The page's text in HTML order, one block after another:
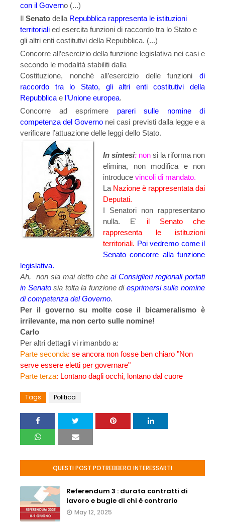
con il Governo (...)
Il Senato della Repubblica rappresen­ta le istituzioni
territoriali ed esercita funzioni di raccordo tra lo Stato e
gli altri enti costitutivi della Repubbli­ca. (...)
Concorre all’esercizio della fun­zione legislativa nei casi e
secondo le modalità stabiliti dalla
Costituzione, nonché all’esercizio delle funzioni di
raccordo tra lo Stato, gli altri enti co­stitutivi della
Repubblica e l’Unione europea.
Concorre ad esprimere pareri sul­le nomine di
competenza del Governo nei casi previsti dalla legge e a
verificare l’attuazione delle leggi dello Stato.
In sintesi: non si la riforma non
elimina, non modifica e non
introduce vincoli di mandato.
La Nazione è rappresentata dai
Deputati.
I Senatori non rappresentano
nulla.
E'
il Senato che
rappresenta le istituzioni
territoriali. Poi vedremo come il
Senato concorre alla funzione
legislativa.
Ah, non sia mai detto che ai Consiglieri regionali portati
in Senato sia tolta la funzione di esprimersi sulle nomine
di competenza del Governo.
Per il governo su molte cose il bicameralismo è
irrilevante, ma non certo sulle nomine!
Carlo
Per altri dettagli vi rimanbdo a:
Parte seconda: se ancora non fosse ben chiaro "Non
serve essere eletti per governare"
Parte terza: Lontano dagli occhi, lontano dal cuore
Tags Politica
QUESTI POST POTREBBERO INTERESSARTI
Referendum 3 : durata contratti di
lavoro e bugie di chi è contrario
May 12, 2025